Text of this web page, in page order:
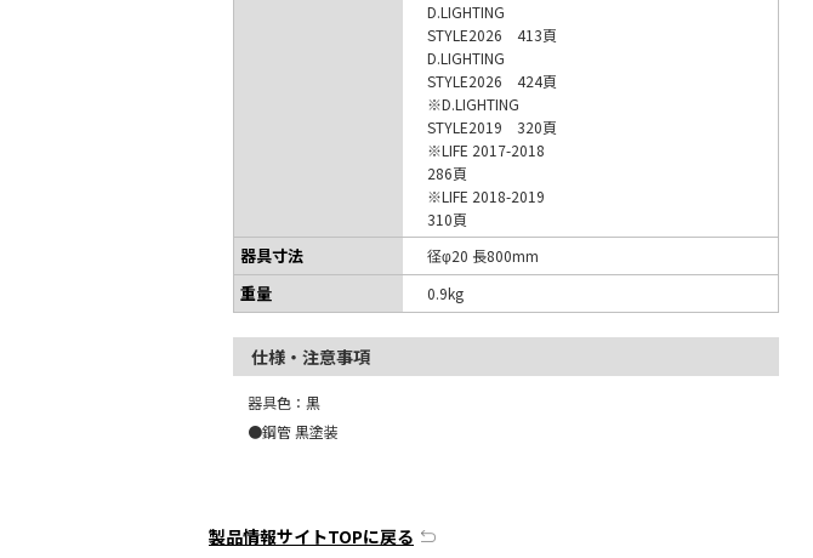
D.LIGHTING
STYLE2026 413頁
D.LIGHTING
STYLE2026 424頁
※D.LIGHTING
STYLE2019 320頁
※LIFE 2017-2018
286頁
※LIFE 2018-2019
310頁
器具寸法 径φ20 長800mm
重量 0.9kg
仕様・注意事項
器具色：黒
●鋼管 黒塗装
製品情報サイトTOPに戻る